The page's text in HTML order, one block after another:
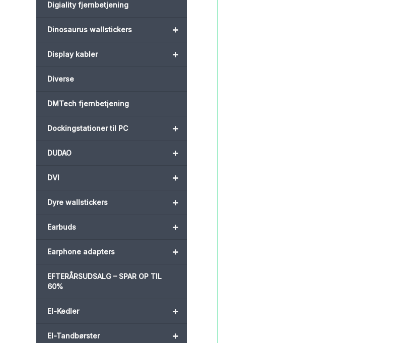
Digiality fjernbetjening
+
Dinosaurus wallstickers
+
Display kabler
Diverse
DMTech fjernbetjening
+
Dockingstationer til PC
+
DUDAO
+
DVI
+
Dyre wallstickers
+
Earbuds
+
Earphone adapters
EFTERÅRSUDSALG – SPAR OP TIL
60%
+
El-Kedler
+
El-Tandbørster